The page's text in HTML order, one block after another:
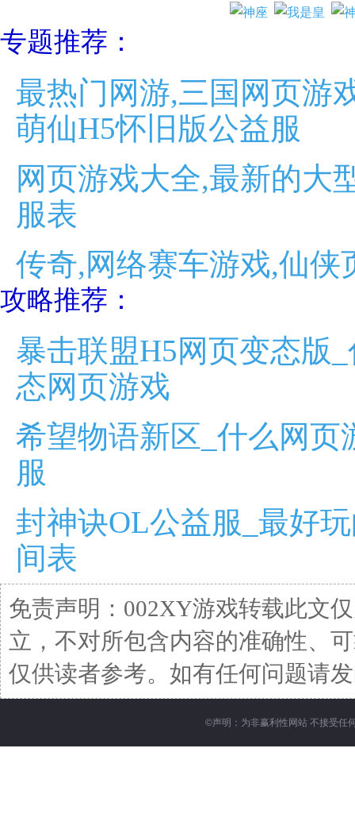
专题推荐：
最热门网游,三国网页游
萌仙H5怀旧版公益服
网页游戏大全,最新的大
服表
传奇,网络赛车游戏,仙侠
攻略推荐：
暴击联盟H5网页变态版
态网页游戏
希望物语新区_什么网
服
封神诀OL公益服_最好
间表
免责声明：002XY游戏转载此文
立，不对所包含内容的准确性、
仅供读者参考。如有任何问题请
©声明：为非赢利性网站 不接受任